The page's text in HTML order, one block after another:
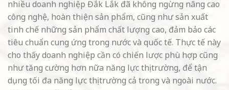
nhiều doanh nghiệp Đắk Lắk đã không ngừng nâng cao
công nghệ, hoàn thiện sản phẩm, cũng như sản xuất
tinh chế những sản phẩm chất lượng cao, đảm bảo các
tiêu chuẩn cung ứng trong nước và quốc tế. Thực tế này
cho thấy doanh nghiệp cần có chiến lược phù hợp cũng
như tăng cường hơn nữa năng lực thị trường, để tận
dụng tối đa năng lực thị trường cả trong và ngoài nước.